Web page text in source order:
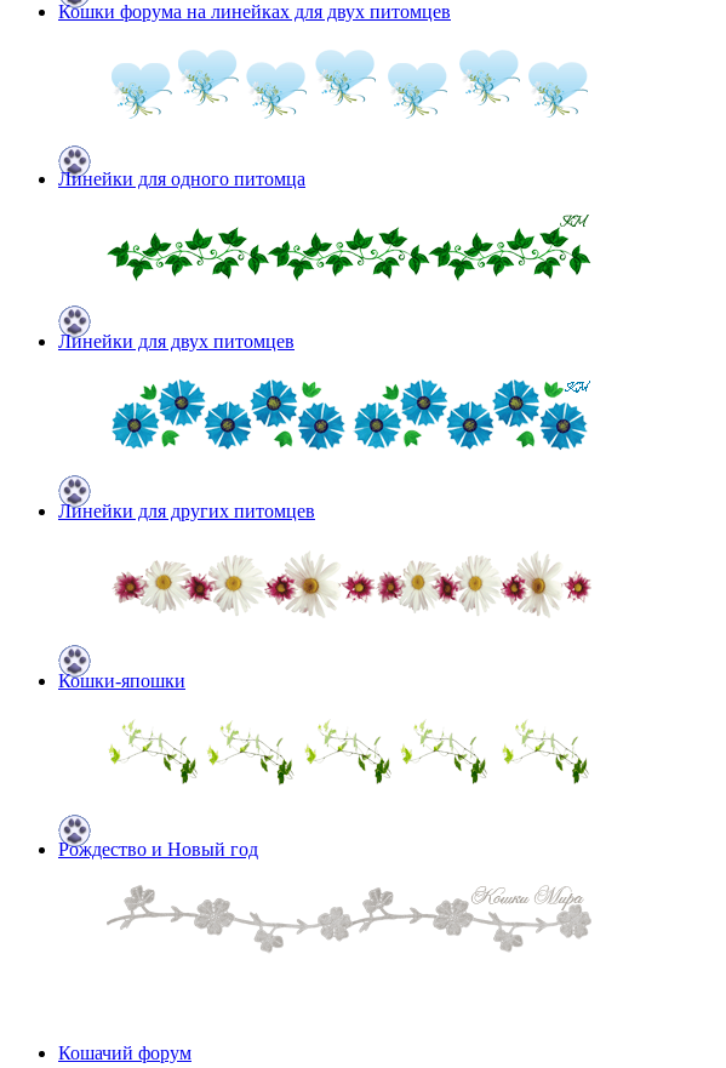
Кошки форума на линейках для двух питомцев
Линейки для одного питомца
Линейки для двух питомцев
Линейки для других питомцев
Кошки-япошки
Рождество и Новый год
Кошачий форум